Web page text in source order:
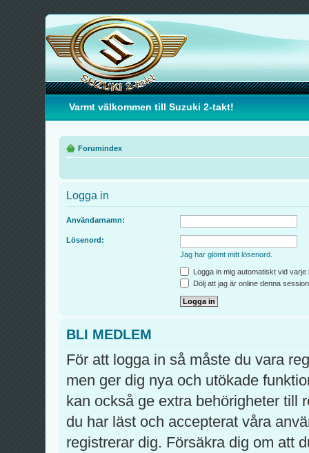
Varmt välkommen till Suzuki 2-takt!
Forumindex
Logga in
Användarnamn:
Lösenord:
Jag har glömt mitt lösenord.
Logga in mig automatiskt vid varje
Dölj att jag är online denna
BLI MEDLEM
För att logga in så måste du vara
men ger dig nya och utökade
kan också ge extra behörigheter till
du har läst och accepterat våra
registrerar dig. Försäkra dig om att